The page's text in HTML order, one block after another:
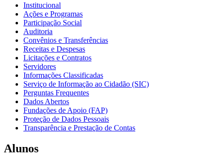
Institucional
Ações e Programas
Participação Social
Auditoria
Convênios e Transferências
Receitas e Despesas
Licitações e Contratos
Servidores
Informações Classificadas
Serviço de Informação ao Cidadão (SIC)
Perguntas Frequentes
Dados Abertos
Fundações de Apoio (FAP)
Proteção de Dados Pessoais
Transparência e Prestação de Contas
Alunos